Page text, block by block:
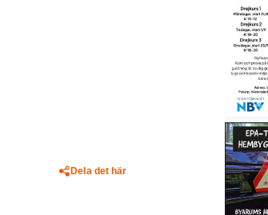
Dela det här